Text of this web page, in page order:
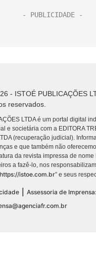
- ISTOÉ PUBLICAÇÕES
reservados.
LTDA é um portal digital
e societária com a EDITORA
(recuperação judicial).
e que também não
da revista impressa de nome
a fazê-lo, nos
https://istoe.com.br” e seus
Assessoria de Imprensa: